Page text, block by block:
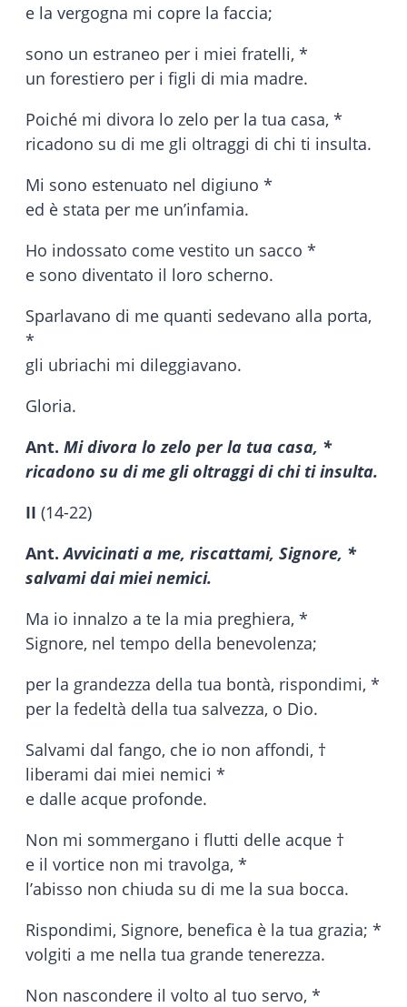
e la vergogna mi copre la faccia;
sono un estraneo per i miei fratelli, *
un forestiero per i figli di mia madre.
Poiché mi divora lo zelo per la tua casa, *
ricadono su di me gli oltraggi di chi ti insulta.
Mi sono estenuato nel digiuno *
ed è stata per me un’infamia.
Ho indossato come vestito un sacco *
e sono diventato il loro scherno.
Sparlavano di me quanti sedevano alla porta,
*
gli ubriachi mi dileggiavano.
Gloria.
Ant. Mi divora lo zelo per la tua casa, *
ricadono su di me gli oltraggi di chi ti insulta.
II (14-22)
Ant.Avvicinati a me, riscattami, Signore, *
salvami dai miei nemici.
Ma io innalzo a te la mia preghiera, *
Signore, nel tempo della benevolenza;
per la grandezza della tua bontà, rispondimi, *
per la fedeltà della tua salvezza, o Dio.
Salvami dal fango, che io non affondi, †
liberami dai miei nemici *
e dalle acque profonde.
Non mi sommergano i flutti delle acque †
e il vortice non mi travolga, *
l’abisso non chiuda su di me la sua bocca.
Rispondimi, Signore, benefica è la tua grazia; *
volgiti a me nella tua grande tenerezza.
Non nascondere il volto al tuo servo, *